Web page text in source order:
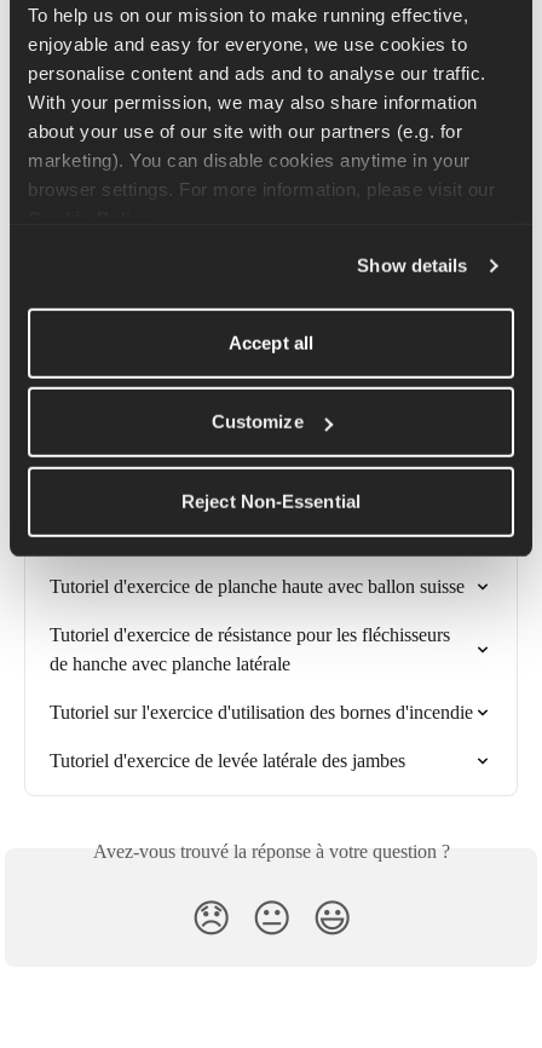
To help us on our mission to make running effective,
enjoyable and easy for everyone, we use cookies to
personalise content and ads and to analyse our traffic.
With your permission, we may also share information
about your use of our site with our partners (e.g. for
marketing). You can disable cookies anytime in your
Show details
Accept all
Customize
Reject Non-Essential
bras posé au sol, le coude directement sous l'épaule et les
jambes tendues en ligne droite. Vous soulèverez ensuite vos
hanches du sol tout en regardant droit devant vous. Vous
pouvez étendre votre bras au-dessus de votre tête, dans
l'alignement de votre épaule, placer le bout de vos doigts sur
vos tempes ou poser votre main sur votre hanche, selon ce qui
vous semble le plus confortable.
en pliant la jambe inférieure à angle droit, ce qui vous offrira un
meilleur soutien et soulagera une partie de la pression exercée
sur votre tronc.
Articles connexes
Tutoriel d'exercice de planche sur Swissball
Tutoriel d'exercice de planche haute avec ballon suisse
Tutoriel d'exercice de résistance pour les fléchisseurs
de hanche avec planche latérale
Tutoriel sur l'exercice d'utilisation des bornes d'incendie
Tutoriel d'exercice de levée latérale des jambes
Avez-vous trouvé la réponse à votre question ?
😞 😐 😃